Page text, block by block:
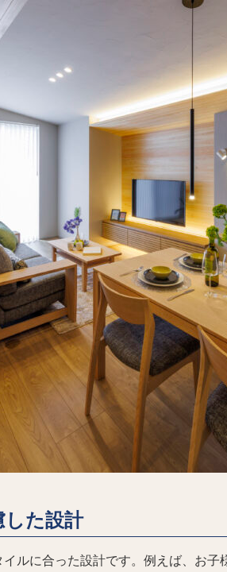
した設計
ルに合った設計です。例えば、お子